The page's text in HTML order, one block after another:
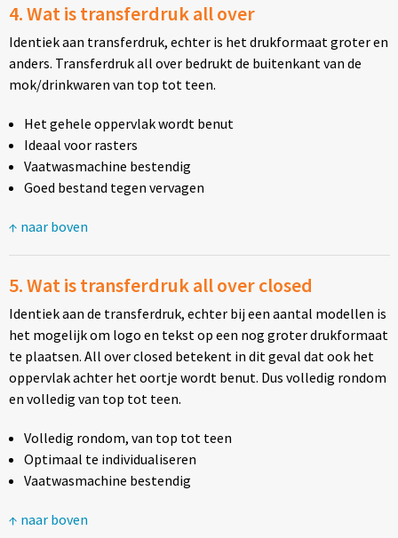
4. Wat is transferdruk all over
Identiek aan transferdruk, echter is het drukformaat groter en
anders. Transferdruk all over bedrukt de buitenkant van de
mok/drinkwaren van top tot teen.
Het gehele oppervlak wordt benut
Ideaal voor rasters
Vaatwasmachine bestendig
Goed bestand tegen vervagen
↑ naar boven
5. Wat is transferdruk all over closed
Identiek aan de transferdruk, echter bij een aantal modellen is
het mogelijk om logo en tekst op een nog groter drukformaat
te plaatsen. All over closed betekent in dit geval dat ook het
oppervlak achter het oortje wordt benut. Dus volledig rondom
en volledig van top tot teen.
Volledig rondom, van top tot teen
Optimaal te individualiseren
Vaatwasmachine bestendig
↑ naar boven